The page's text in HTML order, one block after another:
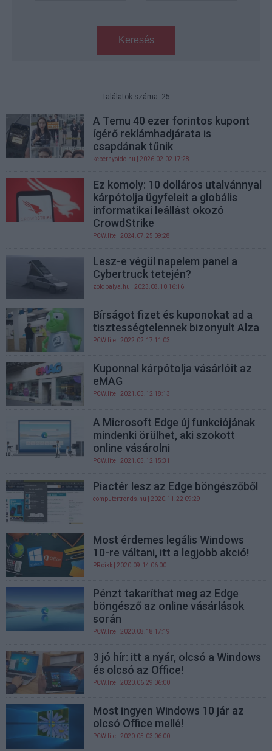
Keresés
Találatok száma: 25
A Temu 40 ezer forintos kupont
ígérő reklámhadjárata is
csapdának tűnik
kepernyoido.hu | 2026.02.02 17:28
Ez komoly: 10 dolláros utalvánnyal
kárpótolja ügyfeleit a globális
informatikai leállást okozó
CrowdStrike
PCW.lite | 2024.07.25 09:28
Lesz-e végül napelem panel a
Cybertruck tetején?
zoldpalya.hu | 2023.08.10 16:16
Bírságot fizet és kuponokat ad a
tisztességtelennek bizonyult Alza
PCW.lite | 2022.02.17 11:03
Kuponnal kárpótolja vásárlóit az
eMAG
PCW.lite | 2021.05.12 18:13
A Microsoft Edge új funkciójának
mindenki örülhet, aki szokott
online vásárolni
PCW.lite | 2021.05.12 15:31
Piactér lesz az Edge böngészőből
computertrends.hu | 2020.11.22 09:29
Most érdemes legális Windows
10-re váltani, itt a legjobb akció!
PR cikk | 2020.09.14 06:00
Pénzt takaríthat meg az Edge
böngésző az online vásárlások
során
PCW.lite | 2020.08.18 17:19
3 jó hír: itt a nyár, olcsó a Windows
és olcsó az Office!
PCW.lite | 2020.06.29 06:00
Most ingyen Windows 10 jár az
olcsó Office mellé!
PCW.lite | 2020.05.03 06:00